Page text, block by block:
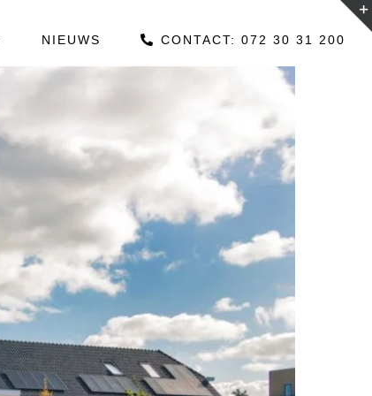
NIEUWS CONTACT: 072 30 31 200